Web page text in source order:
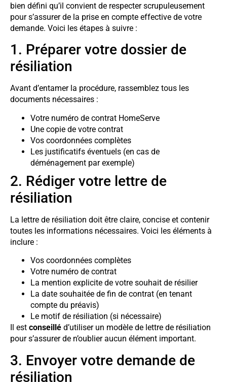
bien défini qu’il convient de respecter scrupuleusement
pour s’assurer de la prise en compte effective de votre
demande. Voici les étapes à suivre :
1. Préparer votre dossier de
résiliation
Avant d’entamer la procédure, rassemblez tous les
documents nécessaires :
Votre numéro de contrat HomeServe
Une copie de votre contrat
Vos coordonnées complètes
Les justificatifs éventuels (en cas de
déménagement par exemple)
2. Rédiger votre lettre de
résiliation
La lettre de résiliation doit être claire, concise et contenir
toutes les informations nécessaires. Voici les éléments à
inclure :
Vos coordonnées complètes
Votre numéro de contrat
La mention explicite de votre souhait de résilier
La date souhaitée de fin de contrat (en tenant
compte du préavis)
Le motif de résiliation (si nécessaire)
Il est conseillé d’utiliser un modèle de lettre de résiliation
pour s’assurer de n’oublier aucun élément important.
3. Envoyer votre demande de
résiliation